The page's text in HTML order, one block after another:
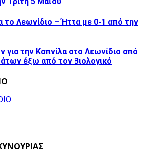
Τρίτη 5 Μαΐου
το Λεωνίδιο – Ήττα με 0-1 από την
για την Καπνίλα στο Λεωνίδιο από
έξω από τον Βιολογικό